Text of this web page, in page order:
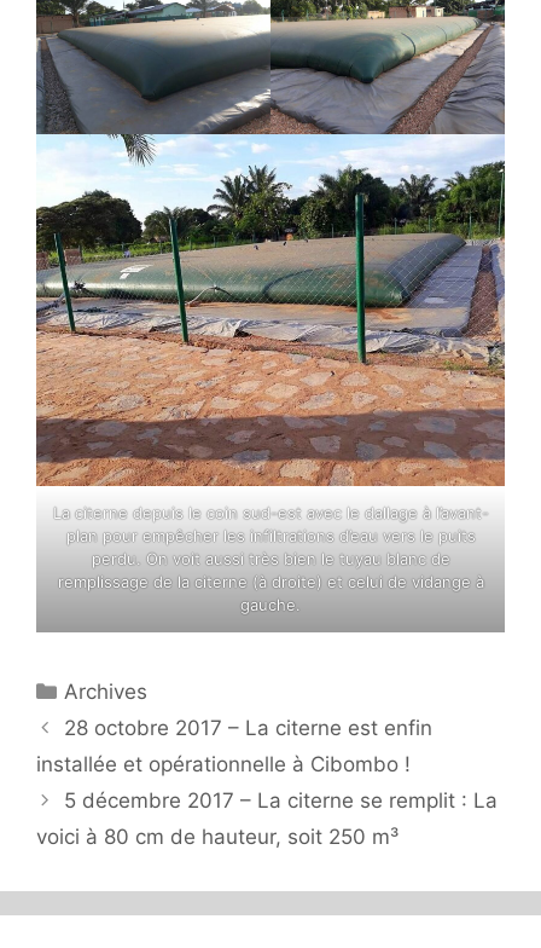
La citerne depuis le coin sud-est avec le dallage à l’avant-
plan pour empêcher les infiltrations d’eau vers le puits
perdu. On voit aussi très bien le tuyau blanc de
remplissage de la citerne (à droite) et celui de vidange à
gauche.
Catégories
Archives
28 octobre 2017 – La citerne est enfin
installée et opérationnelle à Cibombo !
5 décembre 2017 – La citerne se remplit : La
voici à 80 cm de hauteur, soit 250 m³